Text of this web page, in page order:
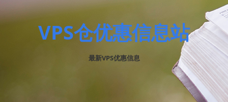
VPS仓优惠信息站
最新VPS优惠信息